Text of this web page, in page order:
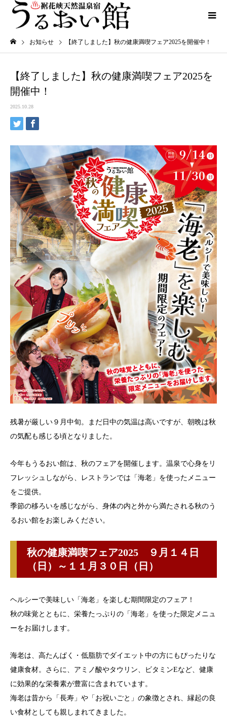
お知らせ 【終了しました】秋の健康満喫フェア2025を開催中！
【終了しました】秋の健康満喫フェア2025を
開催中！
2025.10.28
残暑が厳しい９月中旬。まだ日中の気温は高いですが、朝晩は秋
の気配も感じる頃となりました。
今年もうるおい館は、秋のフェアを開催します。温泉で心身をリ
フレッシュしながら、レストランでは「海老」を使ったメニュー
をご提供。
季節の移ろいを感じながら、身体の内と外から満たされる秋のう
るおい館をお楽しみください。
秋の健康満喫フェア2025 ９月１４日
（日）～１１月３０日（日）
ヘルシーで美味しい「海老」を楽しむ期間限定のフェア！
秋の味覚とともに、栄養たっぷりの「海老」を使った限定メニュ
ーをお届けします。
海老は、高たんぱく・低脂肪でダイエット中の方にもぴったりな
健康食材。さらに、アミノ酸やタウリン、ビタミンEなど、健康
に効果的な栄養素が豊富に含まれています。
海老は昔から「長寿」や「お祝いごと」の象徴とされ、縁起の良
い食材としても親しまれてきました。